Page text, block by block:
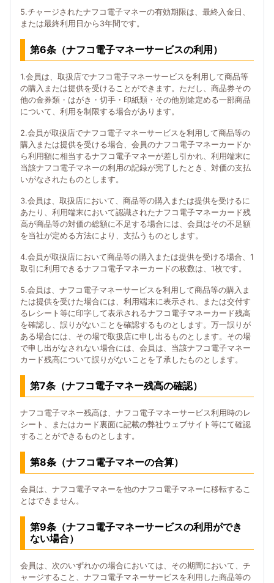
5.チャージされたナフコ電子マネーの有効期限は、最終入金日、
または最終利用日から3年間です。
第6条（ナフコ電子マネーサービスの利用）
1.会員は、取扱店でナフコ電子マネーサービスを利用して商品等
の購入または提供を受けることができます。ただし、商品券その
他の金券類・はがき・切手・印紙類・その他別途定める一部商品
について、利用を制限する場合があります。
2.会員が取扱店でナフコ電子マネーサービスを利用して商品等の
購入または提供を受ける場合、会員のナフコ電子マネーカードか
ら利用額に相当するナフコ電子マネーが差し引かれ、利用端末に
当該ナフコ電子マネーの利用の記録が完了したとき、対価の支払
いがなされたものとします。
3.会員は、取扱店において、商品等の購入または提供を受けるに
あたり、利用端末において認識されたナフコ電子マネーカード残
高が商品等の対価の総額に不足する場合には、会員はその不足額
を当社が定める方法により、支払うものとします。
4.会員が取扱店において商品等の購入または提供を受ける場合、1
取引に利用できるナフコ電子マネーカードの枚数は、1枚です。
5.会員は、ナフコ電子マネーサービスを利用して商品等の購入ま
たは提供を受けた場合には、利用端末に表示され、または交付す
るレシート等に印字して表示されるナフコ電子マネーカード残高
を確認し、誤りがないことを確認するものとします。万一誤りが
ある場合には、その場で取扱店に申し出るものとします。その場
で申し出がなされない場合には、会員は、当該ナフコ電子マネー
カード残高について誤りがないことを了承したものとします。
第7条（ナフコ電子マネー残高の確認）
ナフコ電子マネー残高は、ナフコ電子マネーサービス利用時のレ
シート、またはカード裏面に記載の弊社ウェブサイト等にて確認
することができるものとします。
第8条（ナフコ電子マネーの合算）
会員は、ナフコ電子マネーを他のナフコ電子マネーに移転するこ
とはできません。
第9条（ナフコ電子マネーサービスの利用ができ
ない場合）
会員は、次のいずれかの場合においては、その期間において、チ
ャージすること、ナフコ電子マネーサービスを利用した商品等の